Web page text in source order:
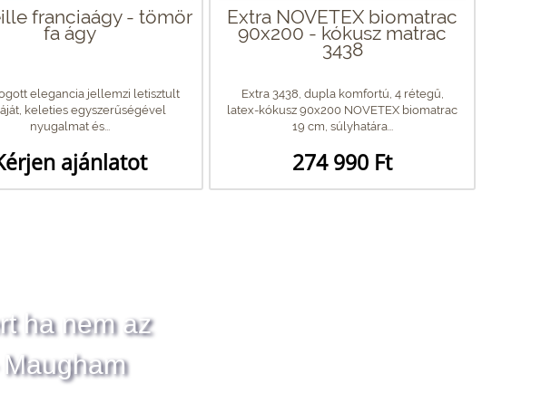
franciaágy - tömör
fa ágy
elegancia jellemzi letisztult
keleties egyszerűségével
nyugalmat és...
ajánlatot
Extra NOVETEX biomatrac
90x200 - kókusz matrac
3438
Extra 3438, dupla komfortú, 4 rétegű,
latex-kókusz 90x200 NOVETEX biomatrac
19 cm, súlyhatára...
274 990 Ft
ha nem az